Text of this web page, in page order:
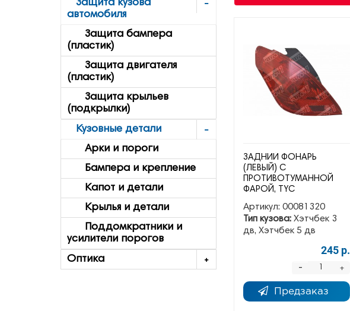
Защита кузова
автомобиля
Защита бампера
(пластик)
Защита двигателя
(пластик)
Защита крыльев
(подкрылки)
Кузовные детали
Арки и пороги
Бампера и крепление
Капот и детали
Крылья и детали
Поддомкратники и
усилители порогов
Оптика
ЗАДНИЙ ФОНАРЬ
(ЛЕВЫЙ) С
ПРОТИВОТУМАННОЙ
ФАРОЙ, TYC
Артикул: 00081320
Тип кузова:Хэтчбек 3
дв, Хэтчбек 5 дв
245 р.
+
-
Предзаказ